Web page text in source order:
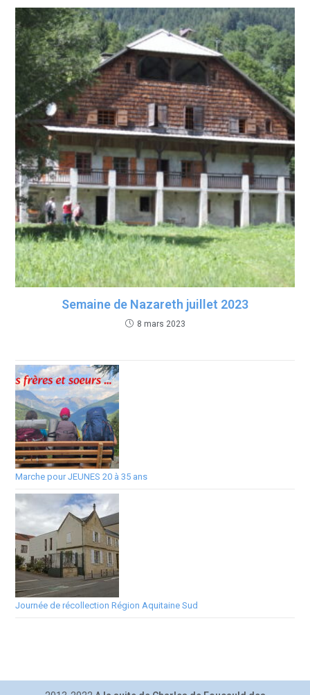
Semaine de Nazareth juillet 2023
8 mars 2023
Marche pour JEUNES 20 à 35 ans
Journée de récollection Région Aquitaine Sud